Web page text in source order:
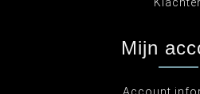
Mijn